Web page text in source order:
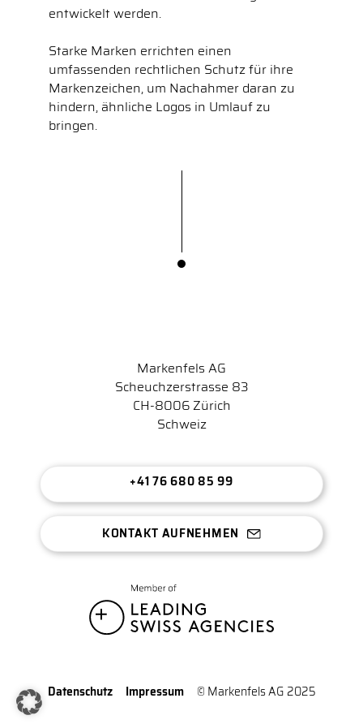
entwickelt werden.
Starke Marken errichten einen
umfassenden rechtlichen Schutz für ihre
Markenzeichen, um Nachahmer daran zu
hindern, ähnliche Logos in Umlauf zu
bringen.
Markenfels AG
Scheuchzerstrasse 83
CH-8006 Zürich
Schweiz
+41 76 680 85 99
KONTAKT AUFNEHMEN
Datenschutz Impressum © Markenfels AG 2025